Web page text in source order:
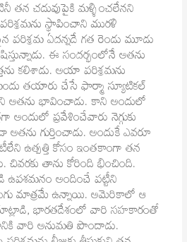
తన చదువుపైకి మళ్ళించలేనని
స్థాపించాని మురళి
పరిశ్రమ ఏదన్నదే గత రెండు మూడు
ఈ సందర్భంలోనే అతను
కలిశాడు. అయా పరిశ్రమను
తయారు చేసే ఫార్మా స్యూటికల్‌
అతను భావించాడు. కాని అందులో
అందులో ప్రవేశించేవారు నెగ్గుకు
గుర్తించాడు. అందుకే ఎవరూ
ఉత్పత్తి కోసం ఇంతకాంగా తన
చివరకు తాను కోరింది భించింది.
ఉపశమనం అందించే పట్టీని
మాత్రమే ఉన్నాయి. అమెరికాలో ఆ
భారతదేశంలో వారి సహకారంతో
వారి అనుమతి పొందాడు.